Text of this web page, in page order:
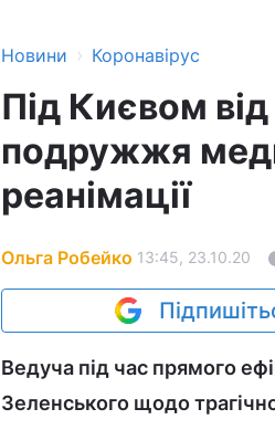
Новини › Коронавірус
Під Києвом
подружжя
реанімації
Ольга Робейко 13:45, 23.10.20
Ведуча під час прямого
Зеленського щодо